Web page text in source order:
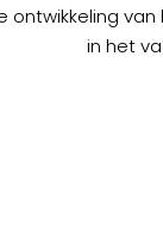
ontwikkeling
in het